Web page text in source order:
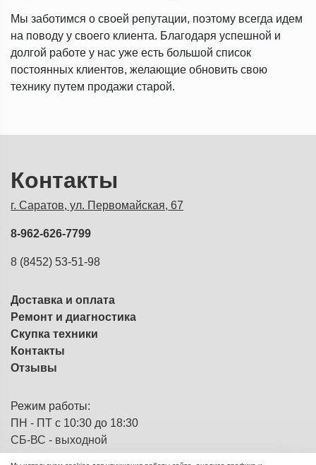
Мы заботимся о своей репутации, поэтому всегда идем
на поводу у своего клиента. Благодаря успешной и
долгой работе у нас уже есть большой список
постоянных клиентов, желающие обновить свою
технику путем продажи старой.
Контакты
г. Саратов, ул. Первомайская, 67
8-962-626-7799
8 (8452) 53-51-98
Доставка и оплата
Ремонт и диагностика
Скупка техники
Контакты
Отзывы
Режим работы:
ПН - ПТ с 10:30 до 18:30
СБ-ВС - выходной